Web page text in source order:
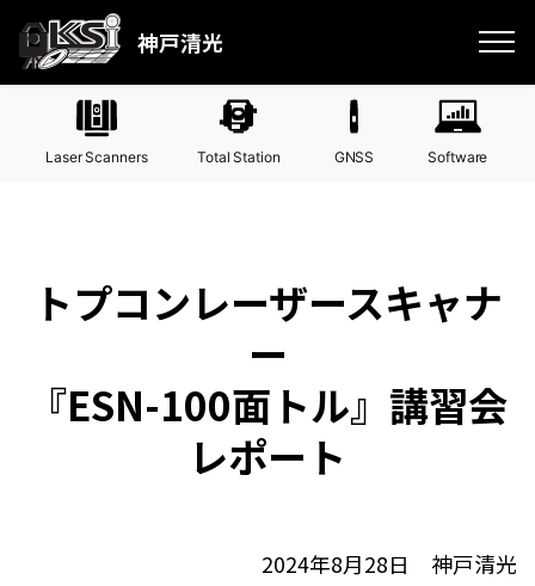
神戸清光
Laser Scanners Total Station GNSS Software
トプコンレーザースキャナ
ー
『ESN-100面トル』講習会
レポート
2024年8月28日 神戸清光